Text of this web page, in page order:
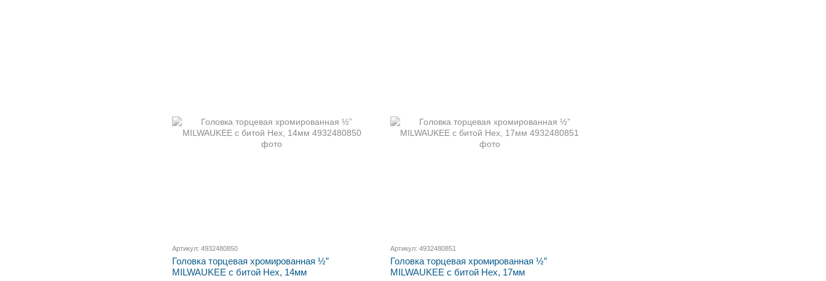
Артикул: 4932480850
Головка торцевая хромированная ½”
MILWAUKEE с битой Hex, 14мм
Артикул: 4932480851
Головка торцевая хромированная ½”
MILWAUKEE с битой Hex, 17мм